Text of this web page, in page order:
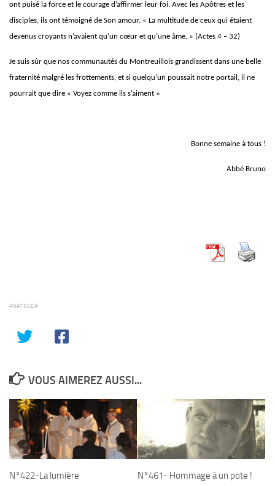
ont puisé la force et le courage d’affirmer leur foi. Avec les Apôtres et les
disciples, ils ont témoigné de Son amour. « La multitude de ceux qui étaient
devenus croyants n’avaient qu’un cœur et qu’une âme. » (Actes 4 – 32)
Je suis sûr que nos communautés du Montreuillois grandissent dans une belle
fraternité malgré les frottements, et si quelqu’un poussait notre portail, il ne
pourrait que dire « Voyez comme ils s’aiment »
Bonne semaine à tous !
Abbé Bruno
PARTAGER
VOUS AIMEREZ AUSSI...
N°422-La lumière N°461- Hommage à un pote !